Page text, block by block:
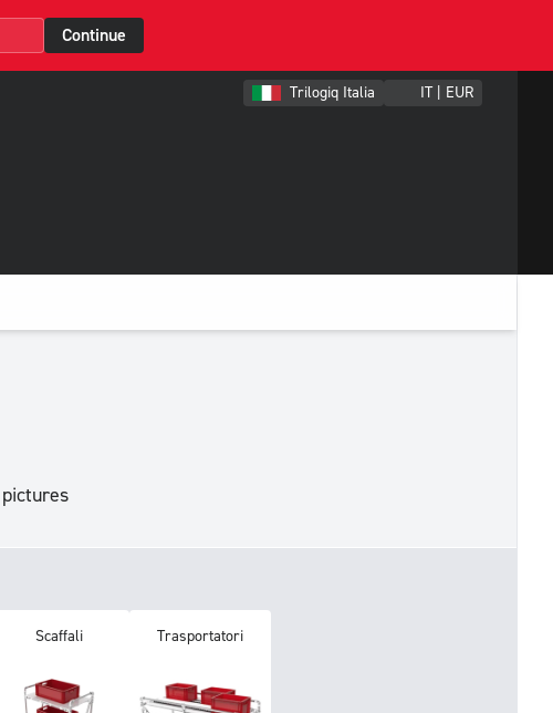
Continue
Trilogiq Italia IT | EUR
Scaffali Trasportatori